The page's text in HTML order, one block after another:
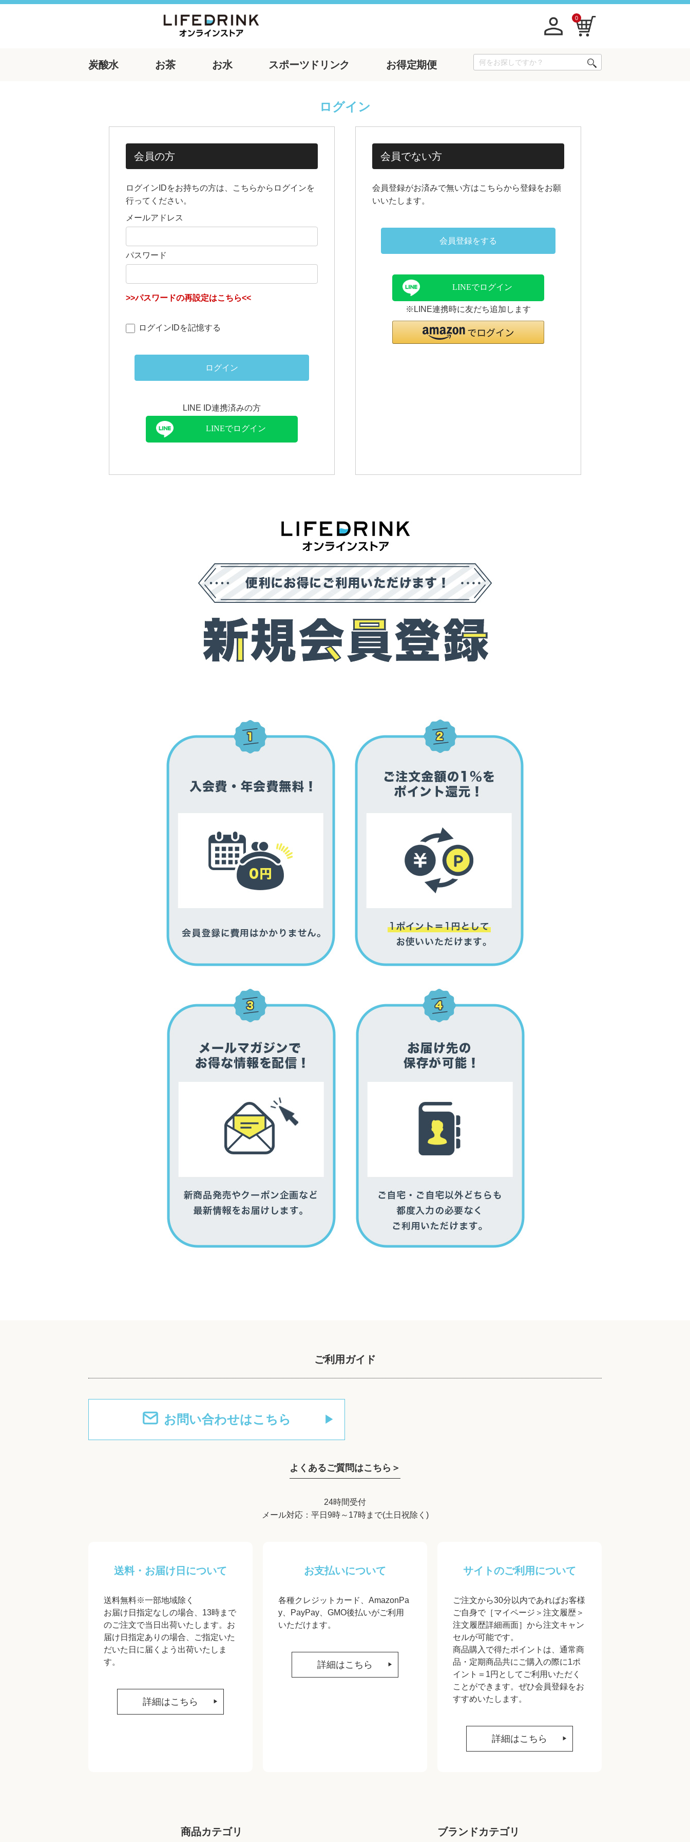
0
炭酸水 お茶 お水 スポーツ ドリンク お得定期便
ログイン
会員の方
ログインIDをお持ちの方は、こちらからログインを
行ってください。
メールアドレス
パスワード
>>パスワードの再設定はこちら<<
ログインIDを記憶する
ログイン
LINE ID連携済みの方
LINEでログイン
会員でない方
会員登録がお済みで無い方はこちらから登録をお願
いいたします。
会員登録をする
LINEでログイン
※LINE連携時に友だち追加します
ご利用ガイド
お問い合わせはこちら
よくあるご質問はこちら＞
24時間受付
メール対応：平日9時～17時まで(土日祝除く)
送料・お届け日について
送料無料※一部地域除く
お届け日指定なしの場合、13時まで
のご注文で当日出荷いたします。お
届け日指定ありの場合、ご指定いた
だいた日に届くよう出荷いたしま
す。
詳細はこちら
お支払いについて
各種クレジットカード、AmazonPa
y、PayPay、GMO後払いがご利用
いただけます。
詳細はこちら
サイトのご利用について
ご注文から30分以内であればお客様
ご自身で［マイページ＞注文履歴＞
注文履歴詳細画面］から注文キャン
セルが可能です。
商品購入で得たポイントは、通常商
品・定期商品共にご購入の際に1ポ
イント＝1円としてご利用いただく
ことができます。ぜひ会員登録をお
すすめいたします。
詳細はこちら
商品カテゴリ ブランドカテゴリ